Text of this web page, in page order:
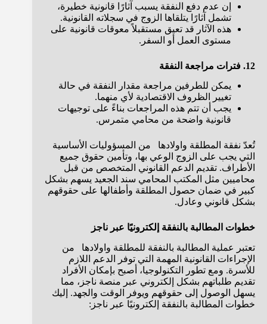
إن عدم دفع النفقة يسبب آثارًا قانونية خطيرة،
تشمل آثارًا يتلقاها الزوج في سجلاته القانونية.
هذه الآثار قد تعيق مستقبلاً معوقات قانونية على
مستوى العمل أو السفر.
12. فترات مراجعة النفقة
يمكن للطرفين مراجعة مقدار النفقة في حالة
تغيير الظروف الاقتصادية لأي منهما.
يجب أن تتم هذه المراجعات بناءً على توجيهات
قانونية واضحة من محامي متمرس.
تُعدّ نفقة المطلقة واولادها من المسؤوليات الأساسية
التي يجب على الزوج الوعي بها، وتأمين حقوق جميع
الأطراف. تقديم الدعم القانوني المتخصص من قبل
محاميين مثل المكتب المحامي سند الجعيد يسهم بشكل
كبير في ضمان حصول المطلقة وأطفالها على حقوقهم
بشكل قانوني وعادل.
خطوات المطالبة بالنفقة إلكترونيًا عبر ناجز
تعتبر عملية المطالبة بالنفقة للمطلقة واولادها من
الإجراءات القانونية المهمة التي توفر الدعم اللازم
للأسرة. ومع تطور التكنولوجيا، أصبح بإمكان الأفراد
تقديم طلباتهم بشكل إلكتروني عبر منصة ناجز، مما
يسهل الوصول إلى حقوقهم ويوفر الوقت والجهد. إليك
خطوات المطالبة بالنفقة إلكترونيًا عبر ناجز: